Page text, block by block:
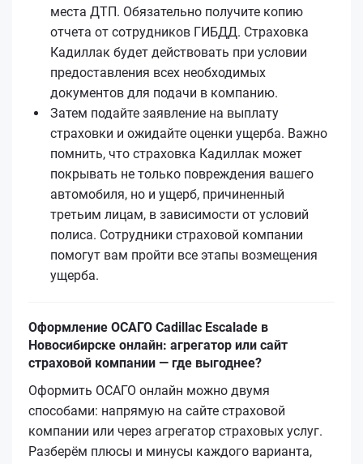
места ДТП. Обязательно получите копию
отчета от сотрудников ГИБДД. Страховка
Кадиллак будет действовать при условии
предоставления всех необходимых
документов для подачи в компанию.
Затем подайте заявление на выплату
страховки и ожидайте оценки ущерба. Важно
помнить, что страховка Кадиллак может
покрывать не только повреждения вашего
автомобиля, но и ущерб, причиненный
третьим лицам, в зависимости от условий
полиса. Сотрудники страховой компании
помогут вам пройти все этапы возмещения
ущерба.
Оформление ОСАГО Cadillac Escalade в
Новосибирске онлайн: агрегатор или сайт
страховой компании — где выгоднее?
Оформить ОСАГО онлайн можно двумя
способами: напрямую на сайте страховой
компании или через агрегатор страховых услуг.
Разберём плюсы и минусы каждого варианта,